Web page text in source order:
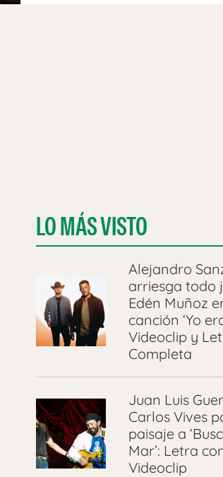
LO MÁS VISTO
Alejandro
arriesga todo
Edén Muñoz
canción ‘Yo
Videoclip y
Completa
Juan Luis
Carlos Vives
paisaje a
Mar’: Letra
Videoclip